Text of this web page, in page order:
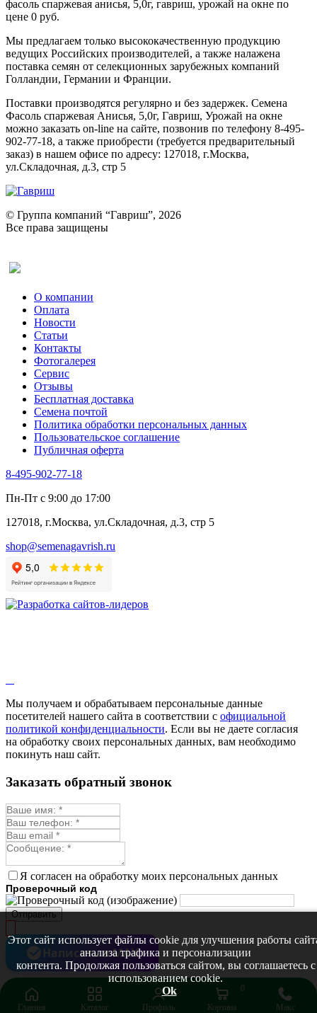
фасоль спаржевая анисья, 5,0г, гавриш, урожай на окне по
цене 0 руб.
Мы предлагаем только высококачественную продукцию
ведущих Российских производителей, а также налажена
поставка семян от селекционных зарубежных компаний
Голландии, Германии и Франции.
Поставки производятся регулярно и без задержек. Семена
Фасоль спаржевая Анисья, 5,0г, Гавриш, Урожай на окне
можно заказать on-line на сайте, позвонив по телефону 8-495-
902-77-18, а также приобрести (требуется предварительный
заказ) в нашем офисе по адресу: 127018, г.Москва,
ул.Складочная, д.3, стр 5
© Группа компаний “Гавриш”, 2026
Все права защищены
О компании
Оплата
Новости
Статьи
Контакты
Фотогалерея​
Сервис
Отзывы
Бесплатная доставка
Семена почтой
Политика обработки персональных данных
Пользовательское соглашение
Публичная оферта
8-495-902-77-18
Пн-Пт с 9:00 до 17:00
127018, г.Москва, ул.Складочная, д.3, стр 5
shop@semenagavrish.ru
Мы получаем и обрабатываем персональные данные
посетителей нашего сайта в соответствии с официальной
политикой конфиденциальности. Если вы не даете согласия
на обработку своих персональных данных, вам необходимо
покинуть наш сайт.
Этот сайт использует файлы cookie для улучшения работы
анализа трафика и персонализации
контента. Продолжая пользоваться сайтом, вы соглашаетесь с
использованием cookie.
Ok
Заказать обратный звонок
Я согласен на обработку моих персональных данных
Проверочный код
Отправить
Главная Каталог Профиль
0
Корзина
Макс
Написать в MAX